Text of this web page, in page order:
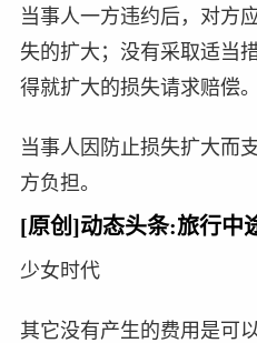
当事人一方违约后，对方
失的扩大；没有采取适当
得就扩大的损失请求赔偿。
当事人因防止损失扩大而
方负担。
[原创]动态头条:旅行中
少女时代
其它没有产生的费用是可